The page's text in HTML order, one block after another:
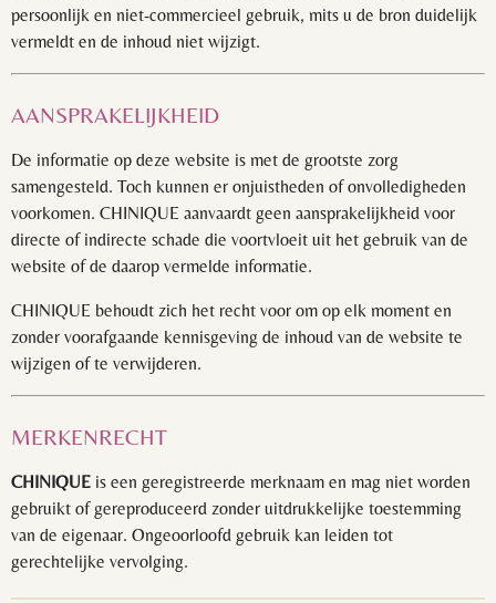
persoonlijk en niet-commercieel gebruik, mits u de bron duidelijk
vermeldt en de inhoud niet wijzigt.
AANSPRAKELIJKHEID
De informatie op deze website is met de grootste zorg
samengesteld. Toch kunnen er onjuistheden of onvolledigheden
voorkomen. CHINIQUE aanvaardt geen aansprakelijkheid voor
directe of indirecte schade die voortvloeit uit het gebruik van de
website of de daarop vermelde informatie.
CHINIQUE behoudt zich het recht voor om op elk moment en
zonder voorafgaande kennisgeving de inhoud van de website te
wijzigen of te verwijderen.
MERKENRECHT
CHINIQUE is een geregistreerde merknaam en mag niet worden
gebruikt of gereproduceerd zonder uitdrukkelijke toestemming
van de eigenaar. Ongeoorloofd gebruik kan leiden tot
gerechtelijke vervolging.